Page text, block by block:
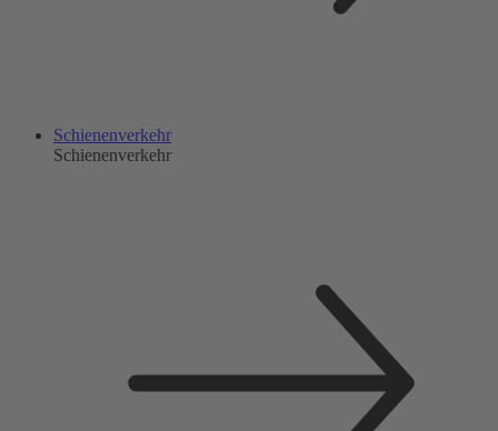
Schienenverkehr
Schienenverkehr